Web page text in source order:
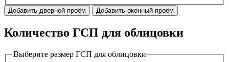
Добавить дверной проём Добавить оконный проём
Количество ГСП для облицовки
Выберите размер ГСП для облицовки